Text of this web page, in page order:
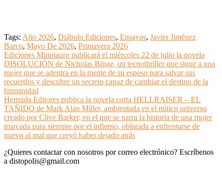
Tags: Año 2026, Diábolo Ediciones, Ensayos, Javier Jiménez
Barco, Mayo De 2026, Primavera 2026
Navegación
de
entradas
Ediciones Minotauro publicará el miércoles 22 de julio la novela
DISOLUCIÓN de Nicholas Binge, un tecnothriller que sigue a una
mujer que se adentra en la mente de su esposo para salvar sus
recuerdos y descubre un secreto capaz de cambiar el destino de la
humanidad
Hermida Editores publica la novela corta HELLRAISER – EL
TAÑIDO de Mark Alan Miller, ambientada en el mítico universo
creado por Clive Barker, en el que se narra la historia de una mujer
marcada para siempre por el infierno, obligada a enfrentarse de
nuevo al mal que creyó haber dejado atrás
¿Quieres contactar con nosotros por correo electrónico? Escríbenos
a distopolis@gmail.com